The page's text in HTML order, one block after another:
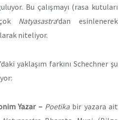
Bu çalışmayı (rasa kutuları
Natyasastra‘dan esinlenerek
niteliyor.
’daki yaklaşım farkını Schechner şu
Yazar – Poetikabir yazara ait